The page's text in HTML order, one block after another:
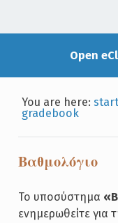
Open
You are here:start
gradebook
Βαθμολόγιο
Το υποσύστημα
ενημερωθείτε για